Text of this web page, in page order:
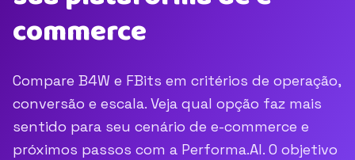
commerce
Compare B4W e FBits em critérios de operação,
conversão e escala. Veja qual opção faz mais
sentido para seu cenário de e-commerce e
próximos passos com a Performa.AI. O objetivo